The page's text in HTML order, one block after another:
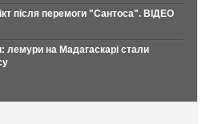
після перемоги "Сантоса". ВІДЕО
лемури на Мадагаскарі стали